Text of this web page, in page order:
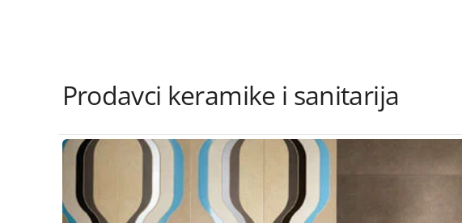
Prodavci keramike i sanitarija